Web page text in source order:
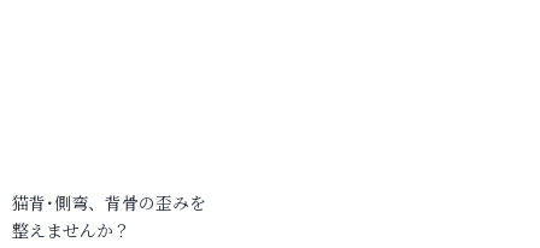
猫背･側弯、背骨の歪みを
整えませんか？